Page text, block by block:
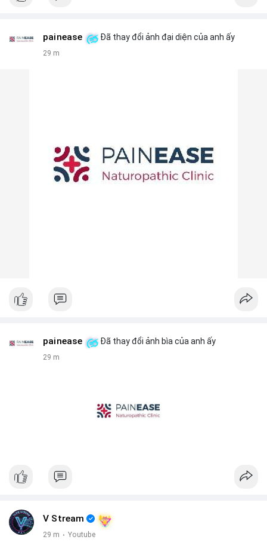
painease Đã thay đổi ảnh đại diện của anh ấy
29 m
painease Đã thay đổi ảnh bìa của anh ấy
29 m
V Stream
29 m · Youtube